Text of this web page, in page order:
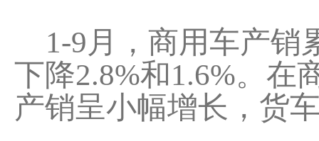
1-9月，商用车产销
下降2.8%和1.6%。在
产销呈小幅增长，货